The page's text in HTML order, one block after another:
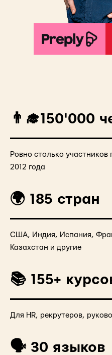
👨‍🎓150'000
Ровно столько
2012 года
🌍 185 стран
США, Индия, Испания,
Казахстан и другие
📚 155+
Для HR, рекрутеров,
🗣️ 30 языков